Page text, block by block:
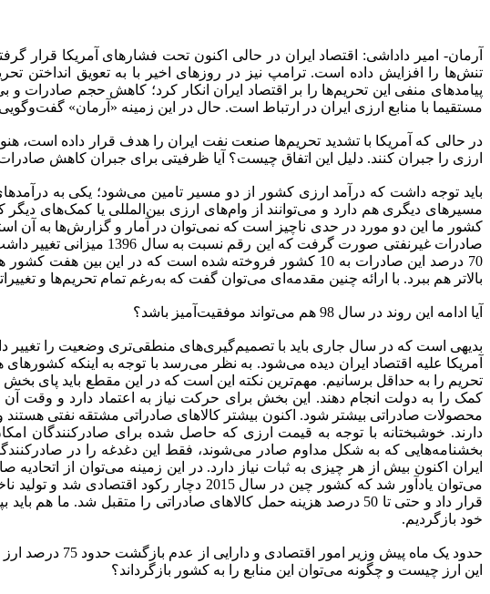
آرمان- امیر داداشی: اقتصاد ایران در حالی اکنون تحت فشارهای آمریکا
تنش‌ها را افزایش داده است. ترامپ نیز در روزهای اخیر با به تعویق
پیامدهای منفی این تحریم‌ها را بر اقتصاد ایران انکار کرد؛ کاهش حجم صادرات
مستقیما با منابع ارزی ایران در ارتباط است. حال در این زمینه «آرمان»
در حالی که آمریکا با تشدید تحریم‌ها صنعت نفت ایران را هدف قرار داده است،
ارزی را جبران کنند. دلیل این اتفاق چیست؟ آیا ظرفیتی برای جبران کاهش
باید توجه داشت که درآمد ارزی کشور از دو مسیر تامین می‌شود؛ یکی به
مسیرهای دیگری هم دارد و می‌توانند از وام‌های ارزی بین‌المللی یا کمک‌های دیگر
صادرات غیرنفتی صورت
70 درصد این صادرات به 10 کشور فروخته شده است که در
بالاتر هم ببرد. با ارائه چنین مقدمه‌ای می‌توان گفت که به‌رغم تمام تحریم‌ها و
آیا ادامه این روند در سال 98 هم می‌تواند موفقیت‌آمیز باشد؟
بدیهی است که در سال جاری باید با تصمیم‌گیری‌های منطقی‌تری وضعیت را
آمریکا علیه اقتصاد ایران دیده می‌شود. به نظر می‌رسد با توجه به اینکه کشورهای
تحریم را به حداقل برسانیم. مهم‌ترین نکته این است که در این مقطع باید پای
کمک را به دولت انجام دهند. این بخش برای حرکت نیاز به اعتماد دارد و وقت
محصولات صادراتی بیشتر شود. اکنون بیشتر کالاهای صادراتی مشتقه‌ نفتی
دارند. خوشبختانه با توجه به قیمت ارزی که حاصل شده برای صادرکنندگان
بخشنامه‌هایی که به شکل مداوم صادر می‌شوند، فقط این دغدغه را در
ایران اکنون بیش از هر چیزی به ثبات نیاز دارد. در این زمینه می‌توان از
می‌توان یادآور شد که کشور چین در سال
قرار داد و حتی تا 50 درصد هزینه حمل کالاهای صادراتی را متقبل
خود بازگردیم.
حدود یک ماه
این ارز چیست و چگونه می‌توان این منابع را به کشور بازگرداند؟